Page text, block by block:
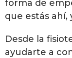
forma de
que estás ahí,
Desde la
ayudarte a